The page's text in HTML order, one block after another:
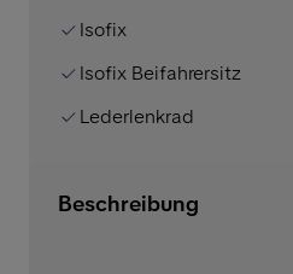
Isofix
Isofix Beifahrersitz
Lederlenkrad
Beschreibung